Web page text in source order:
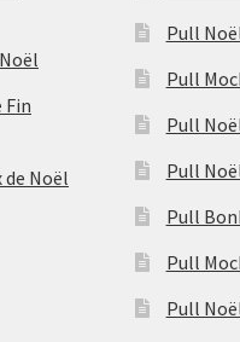
Fin
de Noël
Pull
Pull
Pull
Pull
Pull
Pull
Pull